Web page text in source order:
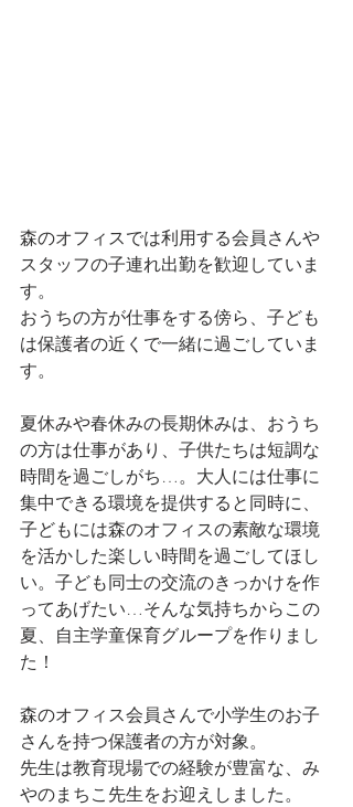
森のオフィスでは利用する会員さんや
スタッフの子連れ出勤を歓迎していま
す。
おうちの方が仕事をする傍ら、子ども
は保護者の近くで一緒に過ごしていま
す。
夏休みや春休みの長期休みは、おうち
の方は仕事があり、子供たちは短調な
時間を過ごしがち…。大人には仕事に
集中できる環境を提供すると同時に、
子どもには森のオフィスの素敵な環境
を活かした楽しい時間を過ごしてほし
い。子ども同士の交流のきっかけを作
ってあげたい…そんな気持ちからこの
夏、自主学童保育グループを作りまし
た！
森のオフィス会員さんで小学生のお子
さんを持つ保護者の方が対象。
先生は教育現場での経験が豊富な、み
やのまちこ先生をお迎えしました。